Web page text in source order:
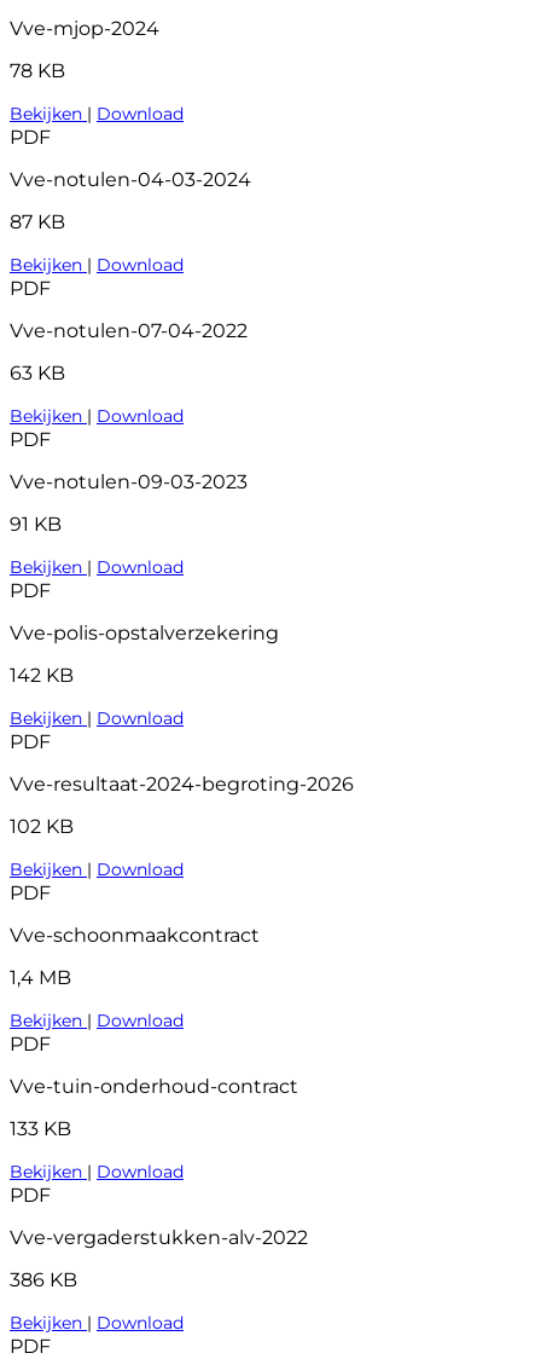
Vve-mjop-2024
78 KB
Bekijken | Download
PDF
Vve-notulen-04-03-2024
87 KB
Bekijken | Download
PDF
Vve-notulen-07-04-2022
63 KB
Bekijken | Download
PDF
Vve-notulen-09-03-2023
91 KB
Bekijken | Download
PDF
Vve-polis-opstalverzekering
142 KB
Bekijken | Download
PDF
Vve-resultaat-2024-begroting-2026
102 KB
Bekijken | Download
PDF
Vve-schoonmaakcontract
1,4 MB
Bekijken | Download
PDF
Vve-tuin-onderhoud-contract
133 KB
Bekijken | Download
PDF
Vve-vergaderstukken-alv-2022
386 KB
Bekijken | Download
PDF